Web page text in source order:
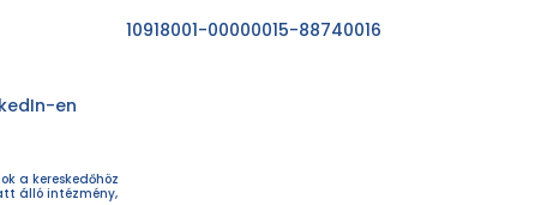
10918001-00000015-88740016
en
a kereskedőhöz
álló intézmény,